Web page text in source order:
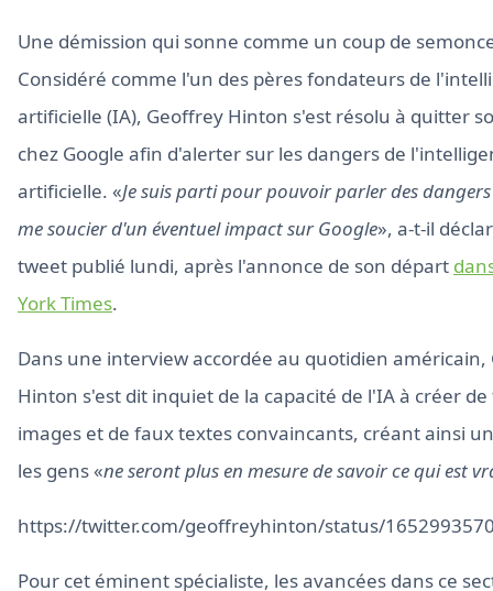
Une démission qui sonne comme un coup de
Considéré comme l'un des pères fondateurs de
artificielle (IA), Geoffrey Hinton s'est résolu à quitter
chez Google afin d'alerter sur les dangers de
artificielle. «Je suis parti pour pouvoir parler des
me soucier d'un éventuel impact sur Google», a-t-il
tweet publié lundi, après l'annonce de son départ
York Times.
Dans une interview accordée au quotidien américain,
Hinton s'est dit inquiet de la capacité de l'IA à créer de
images et de faux textes convaincants, créant ainsi
les gens «ne seront plus en mesure de savoir ce qui est
https://twitter.com/geoffreyhinton/status/
Pour cet éminent spécialiste, les avancées dans ce